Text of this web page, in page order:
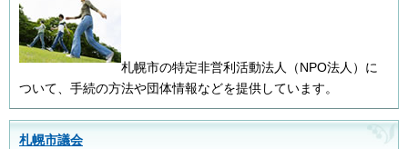
札幌市の特定非営利活動法人（NPO法人）に
ついて、手続の方法や団体情報などを提供しています。
札幌市議会